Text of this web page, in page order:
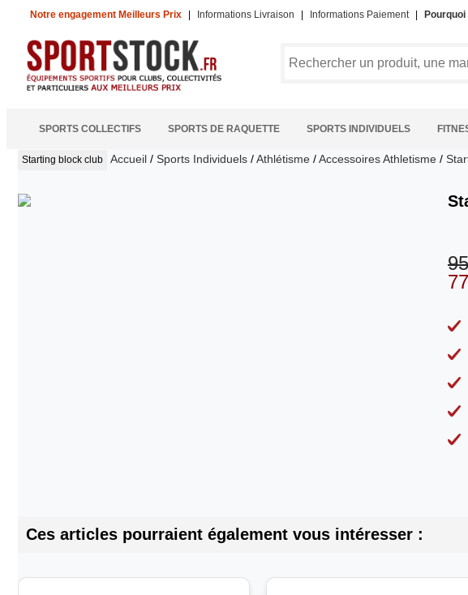
Notre engagement Meilleurs Prix Informations Livraison Informations Paiement
SPORTS COLLECTIFS SPORTS DE RAQUETTE SPORTS INDIVIDUELS
Starting block club Accueil / Sports Individuels /Athlétisme /Accessoires Athletisme /
Ces articles pourraient également vous intéresser :